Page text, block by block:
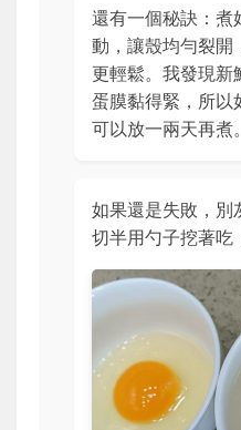
還有一個秘訣：煮
動，讓殼均勻裂開
更輕鬆。我發現新
蛋膜黏得緊，所以
可以放一兩天再煮。
如果還是失敗，別
切半用勺子挖著吃